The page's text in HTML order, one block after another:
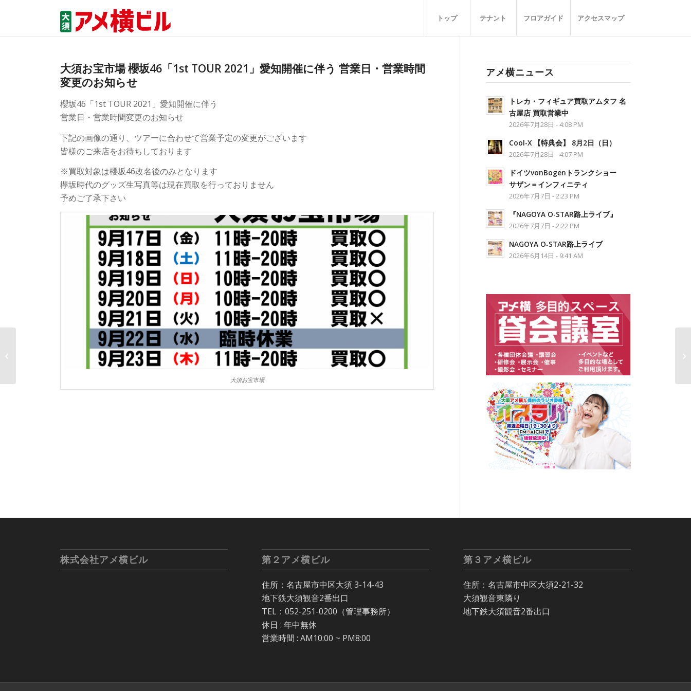
トップ テナント フロアガイド アクセスマップ
大須お宝市場 櫻坂46「1st TOUR 2021」愛知開催に伴う 営業日・営業時間
変更のお知らせ
櫻坂46「1st TOUR 2021」愛知開催に伴う
営業日・営業時間変更のお知らせ
下記の画像の通り、ツアーに合わせて営業予定の変更がございます
皆様のご来店をお待ちしております
※買取対象は櫻坂46改名後のみとなります
欅坂時代のグッズ生写真等は現在買取を行っておりません
予めご了承下さい
大須お宝市場
アメ横ニュース
トレカ・フィギュア買取アムタフ 名
古屋店 買取営業中
2026年7月28日 - 4:08 PM
Cool-X 【特典会】 8月2日（日）
2026年7月28日 - 4:07 PM
ドイツvonBogenトランクショー
サザン＝インフィニティ
2026年7月7日 - 2:23 PM
『NAGOYA O-STAR路上ライブ』
2026年7月7日 - 2:22 PM
NAGOYA O‐STAR路上ライブ
2026年6月14日 - 9:41 AM
株式会社アメ横ビル 第２アメ横ビル
住所：名古屋市中区大須 3-14-43
地下鉄大須観音2番出口
TEL：052-251-0200（管理事務所）
休日 : 年中無休
営業時間 : AM10:00 ~ PM8:00
第３アメ横ビル
住所：名古屋市中区大須2-21-32
大須観音東隣り
地下鉄大須観音2番出口